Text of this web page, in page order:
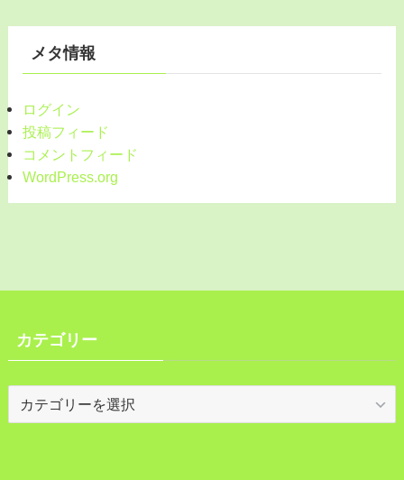
メタ情報
ログイン
投稿フィード
コメントフィード
WordPress.org
カテゴリー